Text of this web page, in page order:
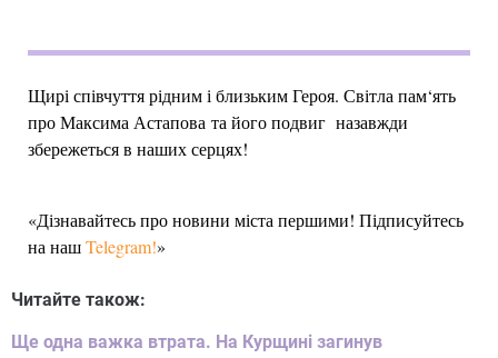
Щирі співчуття рідним і близьким Героя. Світла пам‘ять
про Максима Астапова та його подвиг назавжди
збережеться в наших серцях!
«Дізнавайтесь про новини міста першими! Підписуйтесь
на нашTelegram!»
Читайте також:
Ще одна важка втрата. На Курщині загинув